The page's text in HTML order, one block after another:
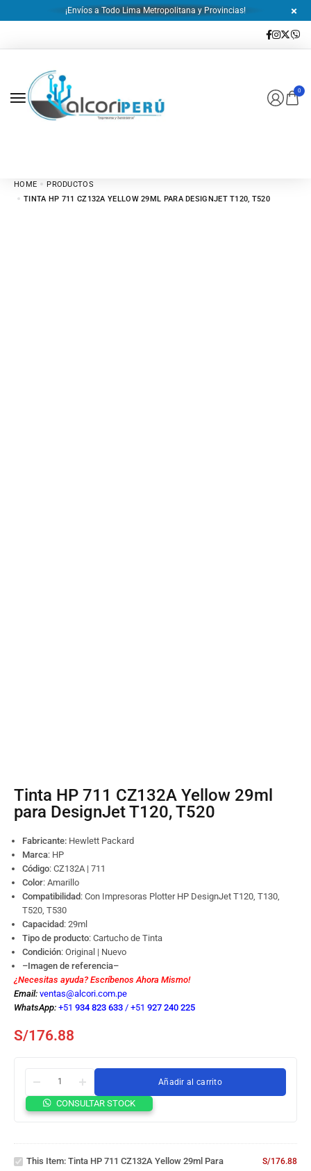
¡Envíos a Todo Lima Metropolitana y Provincias!
0
HOME
PRODUCTOS
TINTA HP 711 CZ132A YELLOW 29ML PARA DESIGNJET T120, T520
Tinta HP 711 CZ132A Yellow 29ml
para DesignJet T120, T520
Fabricante: Hewlett Packard
Marca: HP
Código: CZ132A | 711
Color: Amarillo
Compatibilidad : Con Impresoras Plotter HP DesignJet T120, T130,
T520, T530
Capacidad : 29ml
Tipo de producto: Cartucho de Tinta
Condición: Original | Nuevo
–Imagen de referencia–
¿Necesitas ayuda? Escríbenos Ahora Mismo!
Email: ventas@alcori.com.pe
WhatsApp: +51 934 823 633 / +51 927 240 225
S/176.88
Añadir al carrito
CONSULTAR STOCK
Tinta HP
Yellow
29ml para
This Item: Tinta HP 711 CZ132A Yellow 29ml Para
S/176.88
Tinta HP
711